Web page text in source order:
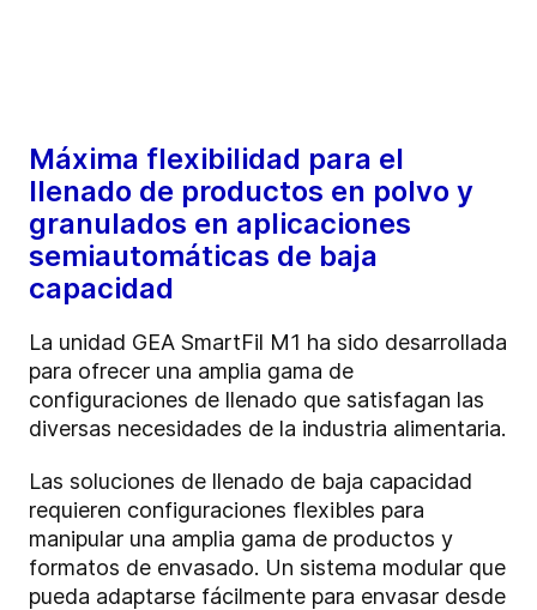
Máxima flexibilidad para el
llenado de productos en polvo y
granulados en aplicaciones
semiautomáticas de baja
capacidad
La unidad GEA SmartFil M1 ha sido desarrollada
para ofrecer una amplia gama de
configuraciones de llenado que satisfagan las
diversas necesidades de la industria alimentaria.
Las soluciones de llenado de baja capacidad
requieren configuraciones flexibles para
manipular una amplia gama de productos y
formatos de envasado. Un sistema modular que
pueda adaptarse fácilmente para envasar desde